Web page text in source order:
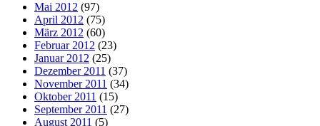
Mai 2012 (97)
April 2012 (75)
März 2012 (60)
Februar 2012 (23)
Januar 2012 (25)
Dezember 2011 (37)
November 2011 (34)
Oktober 2011 (15)
September 2011 (27)
August 2011 (5)